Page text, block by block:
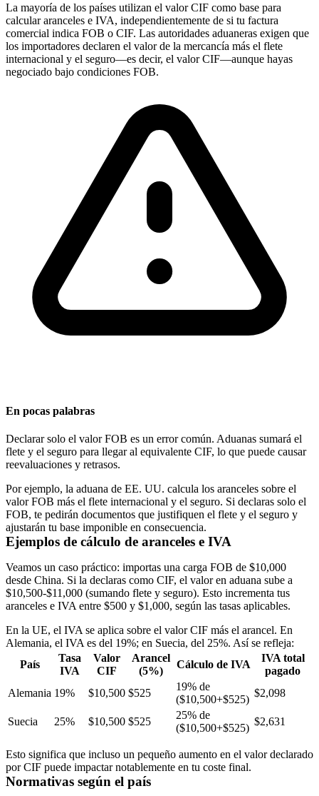
La mayoría de los países utilizan el valor CIF como base para
calcular aranceles e IVA, independientemente de si tu factura
comercial indica FOB o CIF. Las autoridades aduaneras exigen que
los importadores declaren el valor de la mercancía más el flete
internacional y el seguro—es decir, el valor CIF—aunque hayas
negociado bajo condiciones FOB.
En pocas palabras
Declarar solo el valor FOB es un error común. Aduanas sumará el
flete y el seguro para llegar al equivalente CIF, lo que puede causar
reevaluaciones y retrasos.
Por ejemplo, la aduana de EE. UU. calcula los aranceles sobre el
valor FOB más el flete internacional y el seguro. Si declaras solo el
FOB, te pedirán documentos que justifiquen el flete y el seguro y
ajustarán tu base imponible en consecuencia.
Ejemplos de cálculo de aranceles e IVA
Veamos un caso práctico: importas una carga FOB de $10,000
desde China. Si la declaras como CIF, el valor en aduana sube a
$10,500-$11,000 (sumando flete y seguro). Esto incrementa tus
aranceles e IVA entre $500 y $1,000, según las tasas aplicables.
En la UE, el IVA se aplica sobre el valor CIF más el arancel. En
Alemania, el IVA es del 19%; en Suecia, del 25%. Así se refleja:
País
Tasa
IVA
Valor
CIF
Arancel
(5%)
Cálculo de IVA
IVA total
pagado
Alemania 19% $10,500 $525
19% de
($10,500+$525)
$2,098
Suecia 25% $10,500 $525
25% de
($10,500+$525)
$2,631
Esto significa que incluso un pequeño aumento en el valor declarado
por CIF puede impactar notablemente en tu coste final.
Normativas según el país